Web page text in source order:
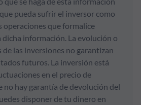
pueda sufrir el inversor como
operaciones que formalice
información. La evolución o
de las inversiones no garantizan
futuros. La inversión está
en el precio de
no hay garantía de devolución del
disponer de tu dinero en